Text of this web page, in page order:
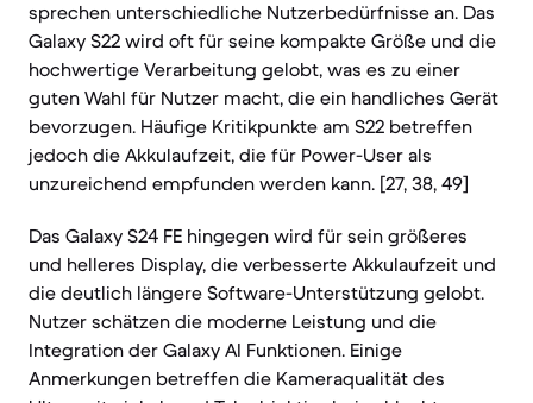
sprechen unterschiedliche Nutzerbedürfnisse an. Das
Galaxy S22 wird oft für seine kompakte Größe und die
hochwertige Verarbeitung gelobt, was es zu einer
guten Wahl für Nutzer macht, die ein handliches Gerät
bevorzugen. Häufige Kritikpunkte am S22 betreffen
jedoch die Akkulaufzeit, die für Power-User als
unzureichend empfunden werden kann. [27, 38, 49]
Das Galaxy S24 FE hingegen wird für sein größeres
und helleres Display, die verbesserte Akkulaufzeit und
die deutlich längere Software-Unterstützung gelobt.
Nutzer schätzen die moderne Leistung und die
Integration der Galaxy AI Funktionen. Einige
Anmerkungen betreffen die Kameraqualität des